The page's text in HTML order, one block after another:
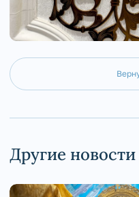
Другие новости